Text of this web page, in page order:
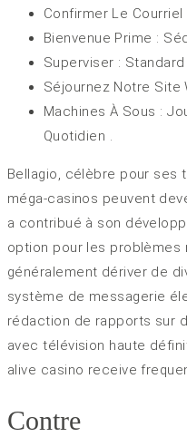
Confirmer Le
Bienvenue Prime :
Superviser :
Séjournez Notre Site
Machines À Sous :
Quotidien .
Bellagio, célèbre pour ses
méga-casinos peuvent
a contribué à son
option pour les problèmes
généralement dériver de
système de messagerie
rédaction de rapports sur
avec télévision haute
alive casino receive
Contre